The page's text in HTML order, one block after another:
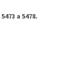
5473 a 5478.